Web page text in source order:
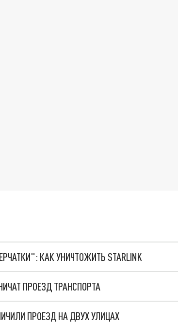
КАК УНИЧТОЖИТЬ STARLINK
ПРОЕЗД ТРАНСПОРТА
ПРОЕЗД НА ДВУХ УЛИЦАХ